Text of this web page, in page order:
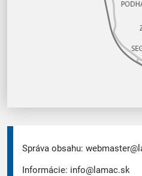
Správa obsahu:
Informácie: info@lamac.sk